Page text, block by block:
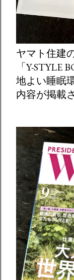
ヤマト住建
「Y-STYLE
地よい睡眠
内容が掲載